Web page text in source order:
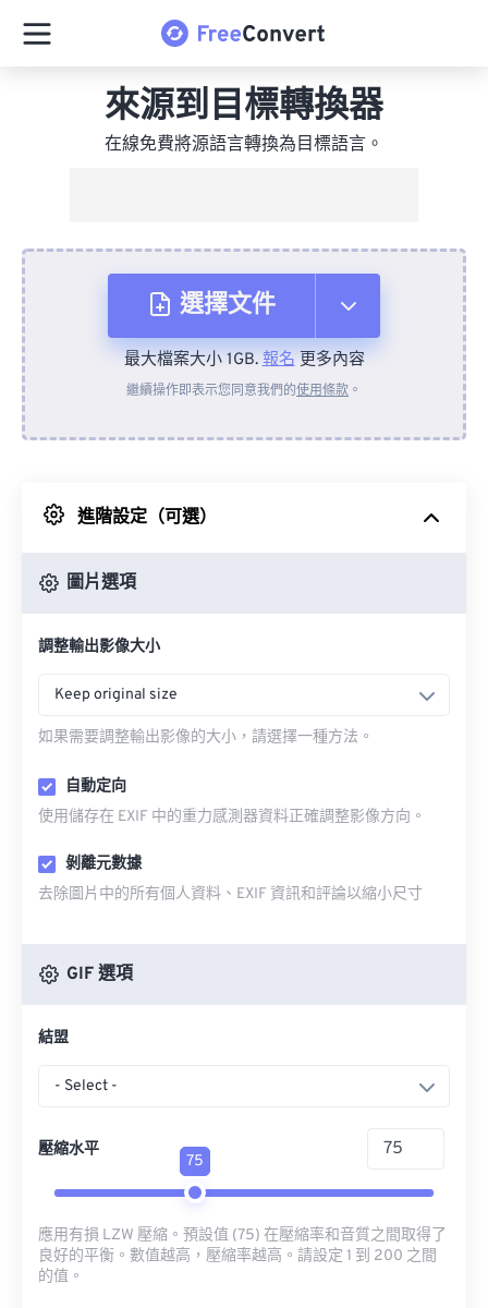
來源到目標轉換器
在線免費將源語言轉換為目標語言。
選擇文件
來自裝置
來自 Google 雲端硬碟
最大檔案大小 1GB.報名更多內容
繼續操作即表示您同意我們的使用條款 。
進階設定（可選）
圖片選項
調整輸出影像大小
Keep original size
如果需要調整輸出影像的大小，請選擇一種方法。
自動定向
使用儲存在 EXIF 中的重力感測器資料正確調整影像方向。
剝離元數據
去除圖片中的所有個人資料、EXIF 資訊和評論以縮小尺寸
GIF 選項
結盟
- Select -
壓縮水平
75
應用有損 LZW 壓縮。預設值 (75) 在壓縮率和音質之間取得了
良好的平衡。數值越高，壓縮率越高。請設定 1 到 200 之間
的值。